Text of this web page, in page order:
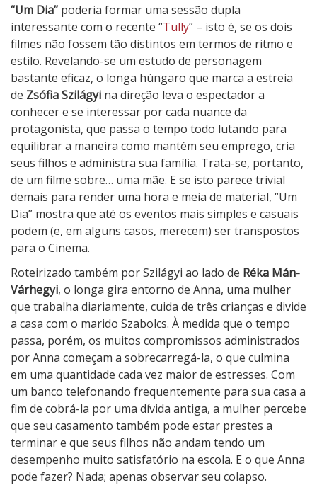
U
m
D
i
a
“Um Dia” poderia formar uma sessão dupla
interessante com o recente “Tully” – isto é, se os dois
filmes não fossem tão distintos em termos de ritmo e
estilo. Revelando-se um estudo de personagem
bastante eficaz, o longa húngaro que marca a estreia
de Zsófia Szilágyi na direção leva o espectador a
conhecer e se interessar por cada nuance da
protagonista, que passa o tempo todo lutando para
equilibrar a maneira como mantém seu emprego, cria
seus filhos e administra sua família. Trata-se, portanto,
de um filme sobre… uma mãe. E se isto parece trivial
demais para render uma hora e meia de material, “Um
Dia” mostra que até os eventos mais simples e casuais
podem (e, em alguns casos, merecem) ser transpostos
para o Cinema.
Roteirizado também por Szilágyi ao lado de Réka Mán-
Várhegyi, o longa gira entorno de Anna, uma mulher
que trabalha diariamente, cuida de três crianças e divide
a casa com o marido Szabolcs. À medida que o tempo
passa, porém, os muitos compromissos administrados
por Anna começam a sobrecarregá-la, o que culmina
em uma quantidade cada vez maior de estresses. Com
um banco telefonando frequentemente para sua casa a
fim de cobrá-la por uma dívida antiga, a mulher percebe
que seu casamento também pode estar prestes a
terminar e que seus filhos não andam tendo um
desempenho muito satisfatório na escola. E o que Anna
pode fazer? Nada; apenas observar seu colapso.